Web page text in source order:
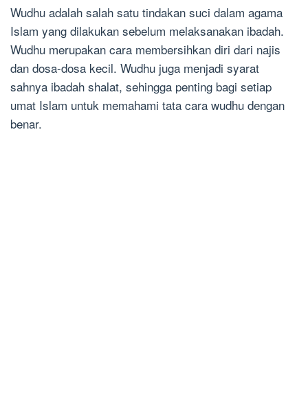
Wudhu adalah salah satu tindakan suci dalam agama
Islam yang dilakukan sebelum melaksanakan ibadah.
Wudhu merupakan cara membersihkan diri dari najis
dan dosa-dosa kecil. Wudhu juga menjadi syarat
sahnya ibadah shalat, sehingga penting bagi setiap
umat Islam untuk memahami tata cara wudhu dengan
benar.